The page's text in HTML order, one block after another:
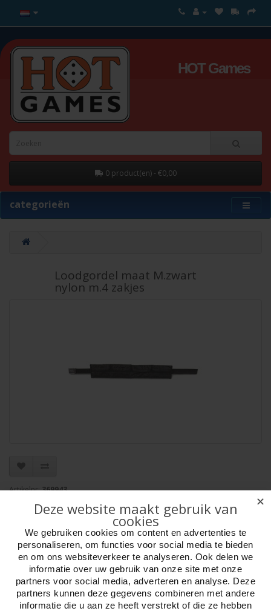
HOT Games
0 product(en) - €0,00
categorieën
Loodgordel maat M.zwart
nylon m.4 zakjes
Artikelnr:369943
Minimum afname: 1
Aantal
✕
Deze website maakt gebruik van
cookies
We gebruiken cookies om content en advertenties te
personaliseren, om functies voor social media te bieden
en om ons websiteverkeer te analyseren. Ook delen we
informatie over uw gebruik van onze site met onze
partners voor social media, adverteren en analyse. Deze
partners kunnen deze gegevens combineren met andere
informatie die u aan ze heeft verstrekt of die ze hebben